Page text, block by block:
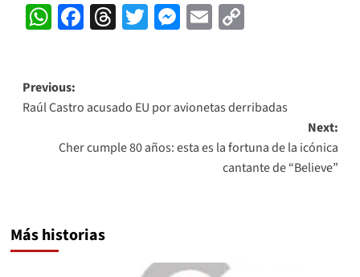
WhatsApp
Facebook
Threads
Twitter
Messenger
EmailCopy
Post
navigation
Previous:
Raúl Castro acusado EU por avionetas derribadas
Next:
Cher cumple 80 años: esta es la fortuna de la icónica
cantante de “Believe”
Más historias